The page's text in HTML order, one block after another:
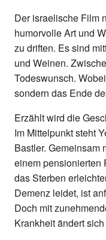
Der israelische Film
humorvolle Art und
zu driften. Es sind
und Weinen.
Todeswunsch.
sondern das Ende
Erzählt wird die
Im Mittelpunkt steht
Bastler. Gemeinsam
einem pensionierten
das Sterben
Demenz leidet, ist
Doch mit
Krankheit ändert